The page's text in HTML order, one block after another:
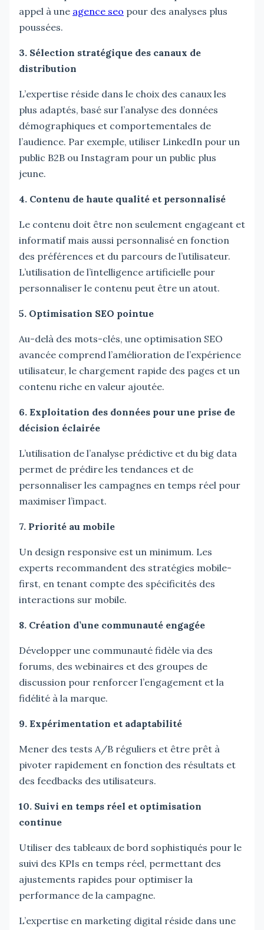
appel à une agence seo pour des analyses plus
poussées.
3. Sélection stratégique des canaux de
distribution
L’expertise réside dans le choix des canaux les
plus adaptés, basé sur l’analyse des données
démographiques et comportementales de
l’audience. Par exemple, utiliser LinkedIn pour un
public B2B ou Instagram pour un public plus
jeune.
4. Contenu de haute qualité et personnalisé
Le contenu doit être non seulement engageant et
informatif mais aussi personnalisé en fonction
des préférences et du parcours de l’utilisateur.
L’utilisation de l’intelligence artificielle pour
personnaliser le contenu peut être un atout.
5. Optimisation SEO pointue
Au-delà des mots-clés, une optimisation SEO
avancée comprend l’amélioration de l’expérience
utilisateur, le chargement rapide des pages et un
contenu riche en valeur ajoutée.
6. Exploitation des données pour une prise de
décision éclairée
L’utilisation de l’analyse prédictive et du big data
permet de prédire les tendances et de
personnaliser les campagnes en temps réel pour
maximiser l’impact.
7. Priorité au mobile
Un design responsive est un minimum. Les
experts recommandent des stratégies mobile-
first, en tenant compte des spécificités des
interactions sur mobile.
8. Création d’une communauté engagée
Développer une communauté fidèle via des
forums, des webinaires et des groupes de
discussion pour renforcer l’engagement et la
fidélité à la marque.
9. Expérimentation et adaptabilité
Mener des tests A/B réguliers et être prêt à
pivoter rapidement en fonction des résultats et
des feedbacks des utilisateurs.
10. Suivi en temps réel et optimisation
continue
Utiliser des tableaux de bord sophistiqués pour le
suivi des KPIs en temps réel, permettant des
ajustements rapides pour optimiser la
performance de la campagne.
L’expertise en marketing digital réside dans une